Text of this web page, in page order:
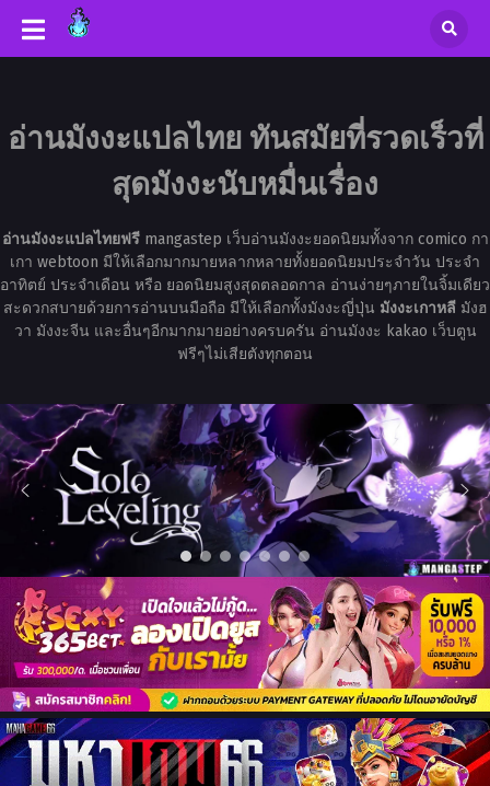
อ่านมังงะแปลไทย ทันสมัยที่รวดเร็วที่
สุดมังงะนับหมื่นเรื่อง
อ่านมังงะแปลไทยฟรีmangastep เว็บอ่านมังงะยอดนิยมทั้งจาก comico กา
เกา webtoon มีให้เลือกมากมายหลากหลายทั้งยอดนิยมประจำวัน ประจำ
อาทิตย์ ประจำเดือน หรือ ยอดนิยมสูงสุดตลอดกาล อ่านง่ายๆภายในจิ้มเดียว
สะดวกสบายด้วยการอ่านบนมือถือ มีให้เลือกทั้งมังงะญี่ปุ่น มังงะเกาหลีมังฮ
วา มังงะจีน และอื่นๆอีกมากมายอย่างครบครัน อ่านมังงะ kakao เว็บตูน
ฟรีๆไม่เสียตังทุกตอน